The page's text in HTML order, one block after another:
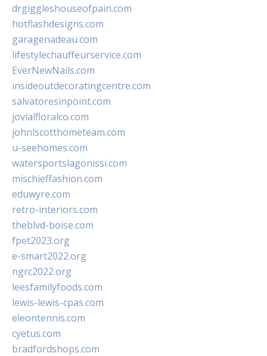
drgiggleshouseofpain.com
hotflashdesigns.com
garagenadeau.com
lifestylechauffeurservice.com
EverNewNails.com
insideoutdecoratingcentre.com
salvatoresinpoint.com
jovialfloralco.com
johnlscotthometeam.com
u-seehomes.com
watersportslagonissi.com
mischieffashion.com
eduwyre.com
retro-interiors.com
theblvd-boise.com
fpet2023.org
e-smart2022.org
ngrc2022.org
leesfamilyfoods.com
lewis-lewis-cpas.com
eleontennis.com
cyetus.com
bradfordshops.com